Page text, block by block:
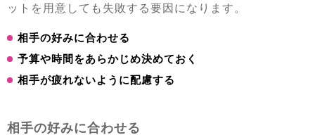
ットを用意しても失敗する要因になります。
相手の好みに合わせる
予算や時間をあらかじめ決めておく
相手が疲れないように配慮する
相手の好みに合わせる